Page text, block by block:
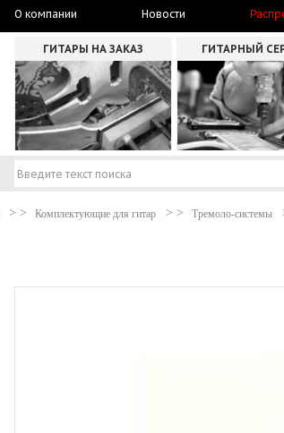
О компании Новости
ГИТАРЫ НА ЗАКАЗ ГИТАРНЫЙ
Комплектующие для гитар Тремоло-системы